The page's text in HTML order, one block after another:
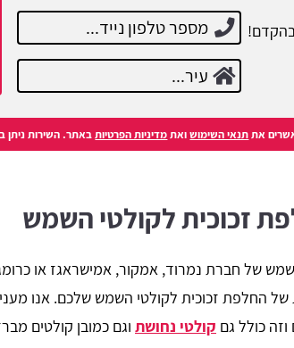
בהקדם!
אתתנאי השימושואתמדיניות הפרטיותבאתר. השירות ניתן
זכוכית לקולטי השמש
של חברת נמרוד, אמקור, אמישראגז או
של החלפת זכוכית לקולטי השמש שלכם. אנו
כולל גם קולטי נחושת וגם כמובן קולטים